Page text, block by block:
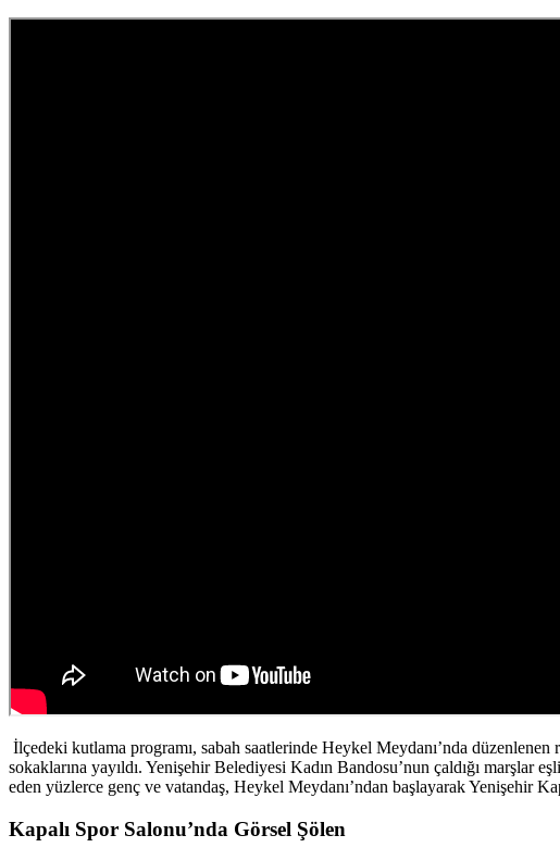
İlçedeki kutlama programı, sabah saatlerinde Heykel Meydanı’nda düzenlenen
sokaklarına yayıldı. Yenişehir Belediyesi Kadın Bandosu’nun çaldığı
eden yüzlerce genç ve vatandaş, Heykel Meydanı’ndan başlayarak Yenişehir
Kapalı Spor Salonu’nda Görsel Şölen